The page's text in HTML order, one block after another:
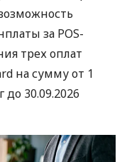
за POS-
трех оплат
на сумму от 1
до 30.09.2026